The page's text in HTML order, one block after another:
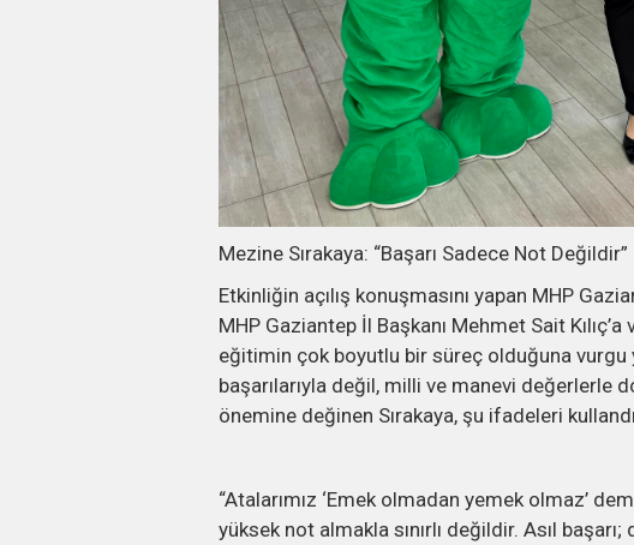
Mezine Sırakaya: “Başarı Sadece Not Değildir”
Etkinliğin açılış konuşmasını yapan MHP
MHP Gaziantep İl Başkanı Mehmet Sait
eğitimin çok boyutlu bir süreç olduğuna vurgu
başarılarıyla değil, milli ve manevi değerlerle
önemine değinen Sırakaya, şu ifadeleri
“Atalarımız ‘Emek olmadan yemek olmaz’
yüksek not almakla sınırlı değildir. Asıl